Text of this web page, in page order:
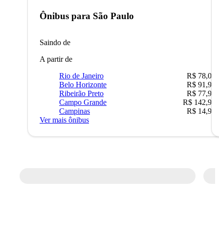
Ônibus para São Paulo
Saindo de
A partir de
Rio de Janeiro
R$ 78,02
Belo Horizonte
R$ 91,90
Ribeirão Preto
R$ 77,90
Campo Grande
R$ 142,90
Campinas
R$ 14,90
Ver mais ônibus